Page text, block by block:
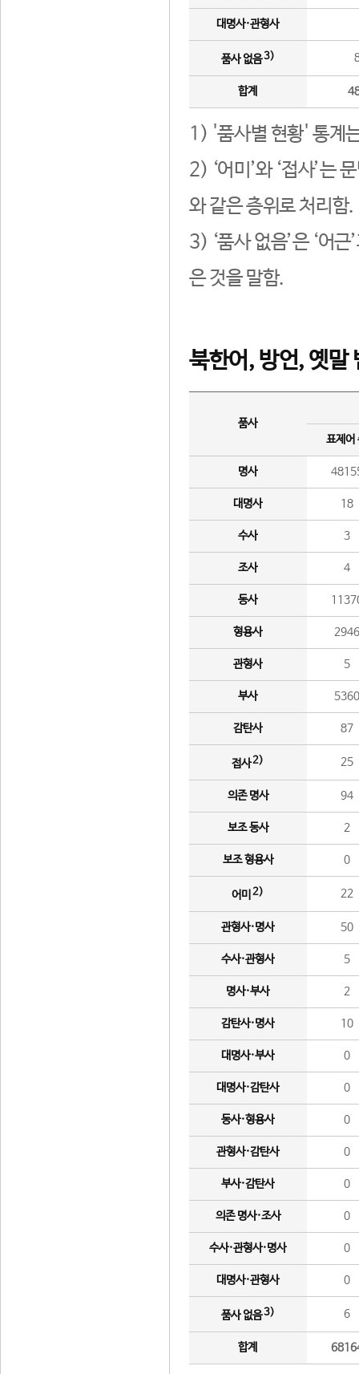
대명사·관형사
품사 없음3)
합계
1) '품사별 현황' 통계
2) ‘어미’와 ‘접사’는
와 같은 층위로 처리함.
3) ‘품사 없음’은 ‘어
은 것을 말함.
북한어, 방언, 옛말
품사
표제어
명사
대명사 18
수사 3
조사 4
동사
형용사 2946
관형사 5
부사 5360
감탄사 87
접사2) 25
의존 명사 94
보조 동사 2
보조 형용사 0
어미 2) 22
관형사·명사 50
수사·관형사 5
명사·부사 2
감탄사·명사 10
대명사·부사 0
대명사·감탄사 0
동사·형용사 0
관형사·감탄사 0
부사·감탄사 0
의존 명사·조사 0
수사·관형사·명사 0
대명사·관형사 0
품사 없음3) 6
합계